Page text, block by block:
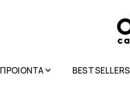
ΠΡΟΙΟΝΤΑ BEST SELLERS